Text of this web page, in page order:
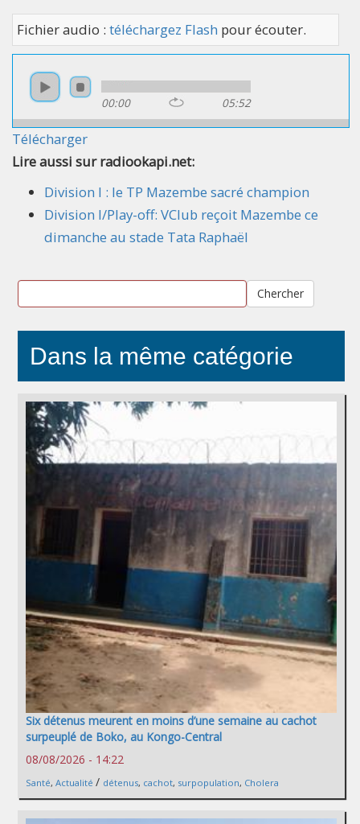
Fichier audio : téléchargez Flash pour écouter.
00:00 05:52
Télécharger
Lire aussi sur radiookapi.net:
Division I : le TP Mazembe sacré champion
Division I/Play-off: VClub reçoit Mazembe ce
dimanche au stade Tata Raphaël
Chercher
Dans la même catégorie
Six détenus meurent en moins d’une semaine au cachot
surpeuplé de Boko, au Kongo-Central
08/08/2026 - 14:22
Santé, Actualité / détenus, cachot, surpopulation, Cholera